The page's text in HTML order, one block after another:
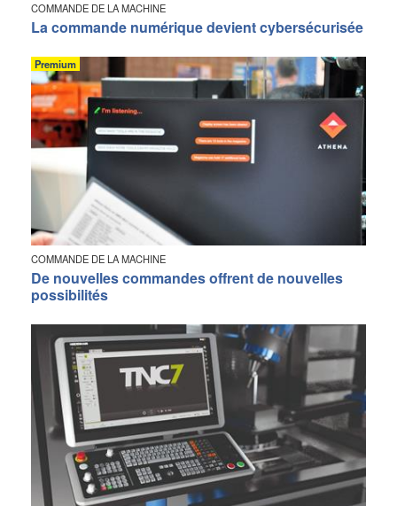
COMMANDE DE LA MACHINE
La commande numérique devient cybersécurisée
Premium
COMMANDE DE LA MACHINE
De nouvelles commandes offrent de nouvelles
possibilités